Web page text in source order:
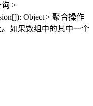
询 >
Object > 聚合操作
如果数组中的其中一个